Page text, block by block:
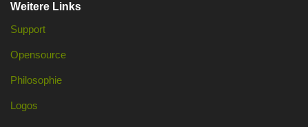
Weitere Links
Support
Opensource
Philosophie
Logos